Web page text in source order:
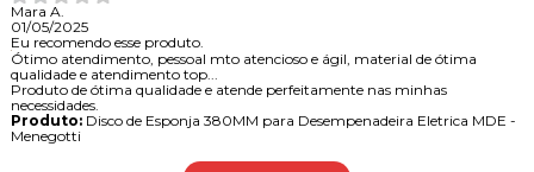
Mara A.
01/05/2025
Eu recomendo esse produto.
Ótimo atendimento, pessoal mto atencioso e ágil, material de ótima
qualidade e atendimento top...
Produto de ótima qualidade e atende perfeitamente nas minhas
necessidades.
Produto:Disco de Esponja 380MM para Desempenadeira Eletrica MDE -
Menegotti